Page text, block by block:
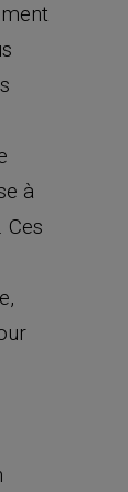
à
Ces